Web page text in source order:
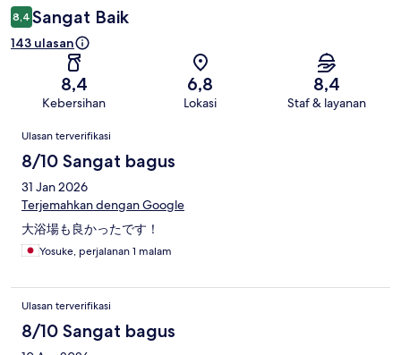
8,4 Sangat Baik
143 ulasan
8,4
Kebersihan
6,8
Lokasi
8,4
Staf & layanan
Ulasan
Ulasan terverifikasi
8/10 Sangat bagus
31 Jan 2026
Terjemahkan dengan Google
大浴場も良かったです！
Yosuke, perjalanan 1 malam
Ulasan terverifikasi
8/10 Sangat bagus